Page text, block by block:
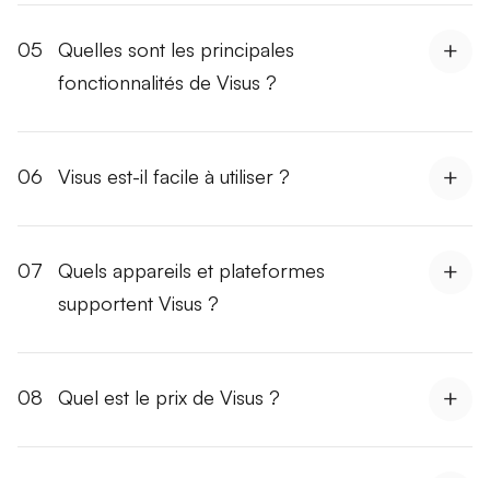
05
Quelles sont les principales
fonctionnalités de Visus ?
06 Visus est-il facile à utiliser ?
07
Quels appareils et plateformes
supportent Visus ?
08 Quel est le prix de Visus ?